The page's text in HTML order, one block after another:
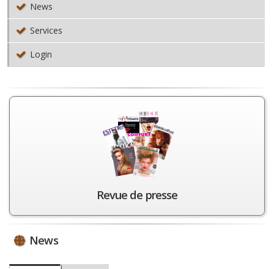
News
Services
Login
Revue de presse
News